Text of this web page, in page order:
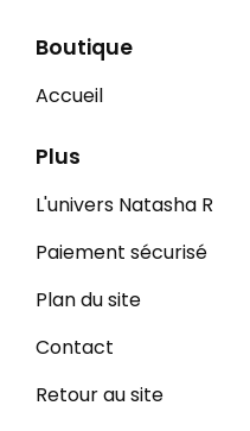
Boutique
Accueil
Plus
L'univers Natasha R
Paiement sécurisé
Plan du site
Contact
Retour au site